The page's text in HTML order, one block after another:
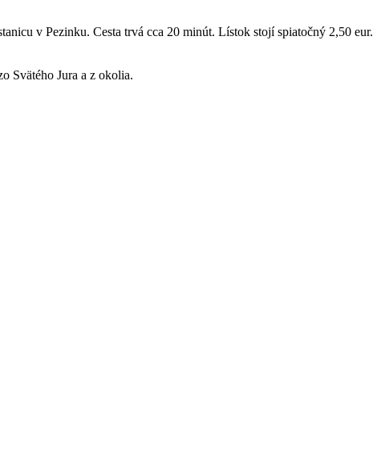
v Pezinku. Cesta trvá cca 20 minút. Lístok stojí spiatočný 2,50 eur.
Svätého Jura a z okolia.